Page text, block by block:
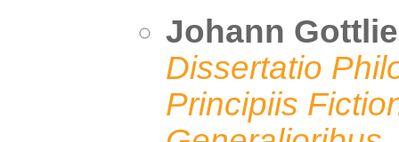
Johann
Dissertatio
Principiis